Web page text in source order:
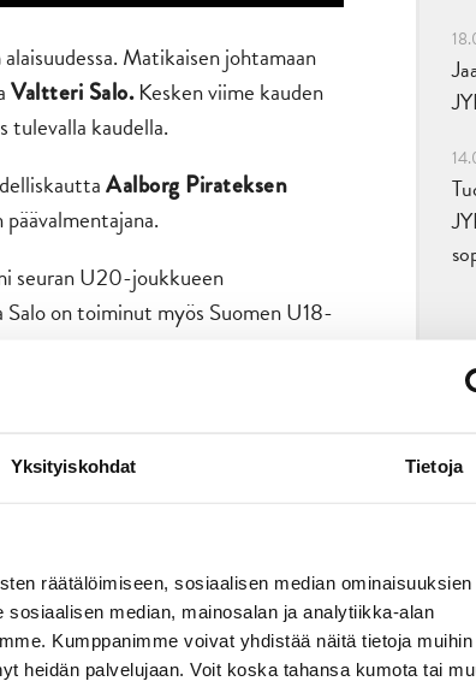
Yksityiskohdat Tietoja
räätälöimiseen, sosiaalisen median
median, mainosalan ja analytiikka-alan
Kumppanimme voivat yhdistää näitä tietoja
heidän palvelujaan. Voit koska tahansa kumota tai
alaisuudessa. Matikaisen johtamaan
Valtteri Salo.Kesken viime kauden
tulevalla kaudella.
Aalborg Pirateksen
seuran U20-joukkueen
Salo on toiminut myös Suomen U18-
kattavat myös kauden
muutoksia.
ja samalla koko JYPin junioripuolen